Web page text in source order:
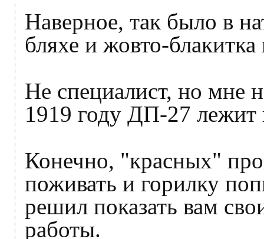
Наверное, так было в
бляхе и жовто-блакитка
Не специалист, но мне
1919 году ДП-27 лежит
Конечно, "красных"
поживать и горилку
решил показать вам
работы.